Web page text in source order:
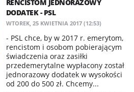
RENCISTOM JEDNORAZOWY
DODATEK - PSL
WTOREK, 25 KWIETNIA 2017 (12:53)
- PSL chce, by w 2017 r. emerytom,
rencistom i osobom pobierającym
świadczenia oraz zasiłki
przedemerytalne wypłacony został
jednorazowy dodatek w wysokości
od 200 do 500 zł. Chcemy...